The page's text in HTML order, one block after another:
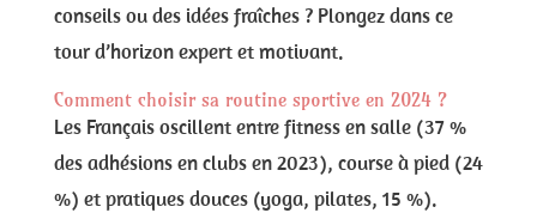
conseils ou des idées fraîches ? Plongez dans ce
tour d’horizon expert et motivant.
Comment choisir sa routine sportive en 2024 ?
Les Français oscillent entre fitness en salle (37 %
des adhésions en clubs en 2023), course à pied (24
%) et pratiques douces (yoga, pilates, 15 %).